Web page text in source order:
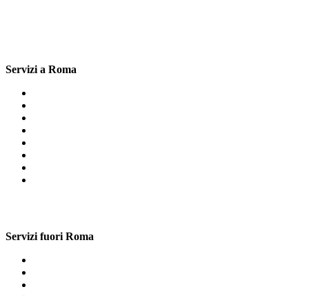
Servizi a Roma
Servizi fuori Roma